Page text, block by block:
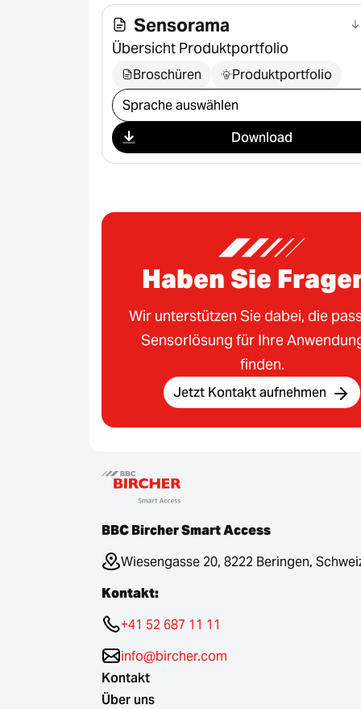
Sensorama
Übersicht Produktportfolio
Broschüren Produktportfolio
Download auswählen
Download
Haben Sie
Wir unterstützen Sie dabei, die
Sensorlösung für Ihre
finden.
Jetzt Kontakt aufnehmen
BBC Bircher Smart Access
Wiesengasse 20, 8222 Beringen,
Kontakt:
+41 52 687 11 11
info@bircher.com
Kontakt
Über uns